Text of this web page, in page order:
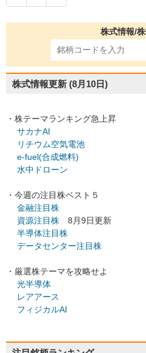
株式情報/
株式情報更新 (8月10日)
・株テーマランキング急上昇
サカナAI
リチウム空気電池
e-fuel(合成燃料)
水中ドローン
・今週の注目株ベスト５
金融注目株
資源注目株 8月9日更新
半導体注目株
データセンター注目株
・厳選株テーマを攻略せよ
光半導体
レアアース
フィジカルAI